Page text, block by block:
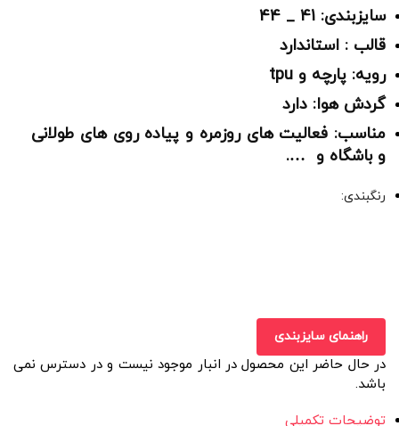
سایزبندی: 41 _ 44
قالب : استاندارد
رویه: پارچه و tpu
گردش هوا: دارد
مناسب: فعالیت های روزمره و پیاده روی های طولانی
و باشگاه و ….
رنگبندی:
راهنمای سایزبندی
در حال حاضر این محصول در انبار موجود نیست و در دسترس نمی
باشد.
توضیحات تکمیلی